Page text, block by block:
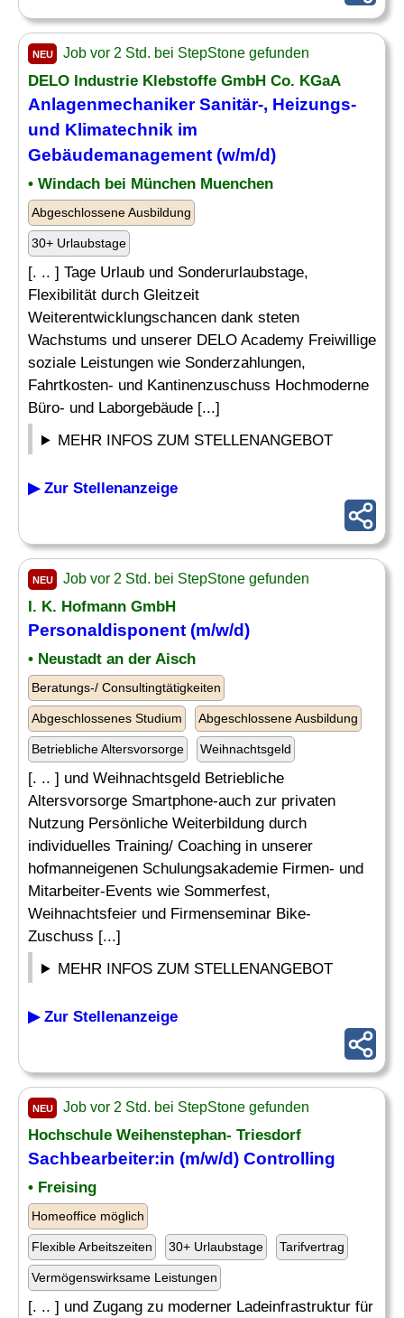
NEU Job vor 2 Std. bei StepStone gefunden
DELO Industrie Klebstoffe GmbH Co. KGaA
Anlagenmechaniker Sanitär-, Heizungs-
und Klimatechnik im
Gebäudemanagement (w/m/d)
• Windach bei München Muenchen
Abgeschlossene Ausbildung
30+ Urlaubstage
[. .. ] Tage Urlaub und Sonderurlaubstage,
Flexibilität durch Gleitzeit
Weiterentwicklungschancen dank steten
Wachstums und unserer DELO Academy Freiwillige
soziale Leistungen wie Sonderzahlungen,
Fahrtkosten- und Kantinenzuschuss Hochmoderne
Büro- und Laborgebäude [...]
MEHR INFOS ZUM STELLENANGEBOT
▶ Zur Stellenanzeige
NEU Job vor 2 Std. bei StepStone gefunden
I. K. Hofmann GmbH
Personaldisponent (m/w/d)
• Neustadt an der Aisch
Beratungs-/ Consultingtätigkeiten
Abgeschlossenes Studium Abgeschlossene Ausbildung
Betriebliche Altersvorsorge Weihnachtsgeld
[. .. ] und Weihnachtsgeld Betriebliche
Altersvorsorge Smartphone-auch zur privaten
Nutzung Persönliche Weiterbildung durch
individuelles Training/ Coaching in unserer
hofmanneigenen Schulungsakademie Firmen- und
Mitarbeiter-Events wie Sommerfest,
Weihnachtsfeier und Firmenseminar Bike-
Zuschuss [...]
MEHR INFOS ZUM STELLENANGEBOT
▶ Zur Stellenanzeige
NEU Job vor 2 Std. bei StepStone gefunden
Hochschule Weihenstephan- Triesdorf
Sachbearbeiter:in (m/w/d) Controlling
• Freising
Homeoffice möglich
Flexible Arbeitszeiten 30+ Urlaubstage Tarifvertrag
Vermögenswirksame Leistungen
[. .. ] und Zugang zu moderner Ladeinfrastruktur für